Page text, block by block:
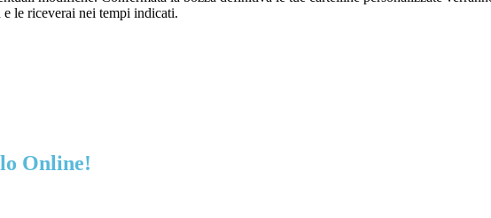
e le riceverai nei tempi indicati.
Online!